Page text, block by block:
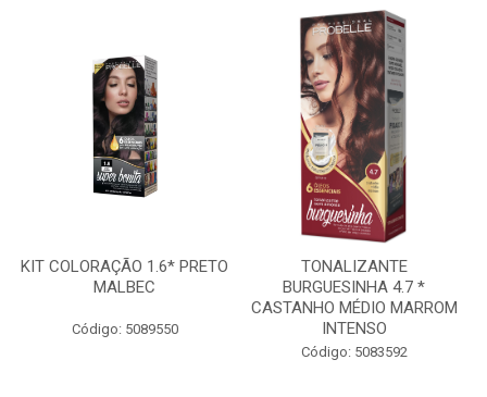
KIT COLORAÇÃO 1.6* PRETO
MALBEC
Código: 5089550
TONALIZANTE
BURGUESINHA 4.7 *
CASTANHO MÉDIO MARROM
INTENSO
Código: 5083592